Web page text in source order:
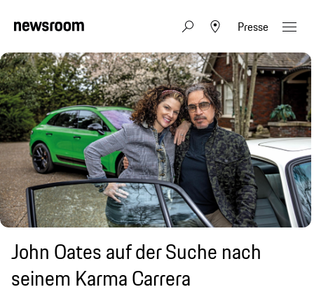
Presse
John Oates auf der Suche nach
seinem Karma Carrera